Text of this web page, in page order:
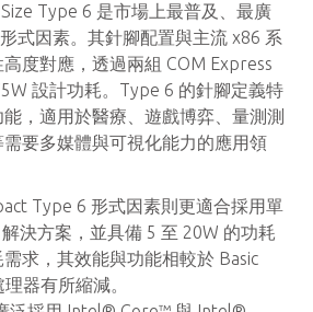
Type 6 是市場上最普及、最廣
式因素。其針腳配置與主流 x86 系
度對應，透過兩組 COM Express
設計功耗。Type 6 的針腳定義特
，適用於醫療、遊戲博弈、量測測
要多媒體與可視化能力的應用領
Type 6 形式因素則更適合採用單
決方案，並具備 5 至 20W 的功耗
求，其效能與功能相較於 Basic
器有所縮減。